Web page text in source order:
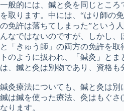
一般的には、鍼と灸を同じとこ
を取ります。中には、“はり師の
の免許は落ちてしまった”という
んなではないのですが、しかし、
と「きゅう師」の両方の免許を
トのように扱われ、「鍼灸」と
は、鍼と灸は別物であり、資格も
鍼灸療法についても、鍼と灸は別
鍼は鍼を使った療法、灸はもぐさ
なります。